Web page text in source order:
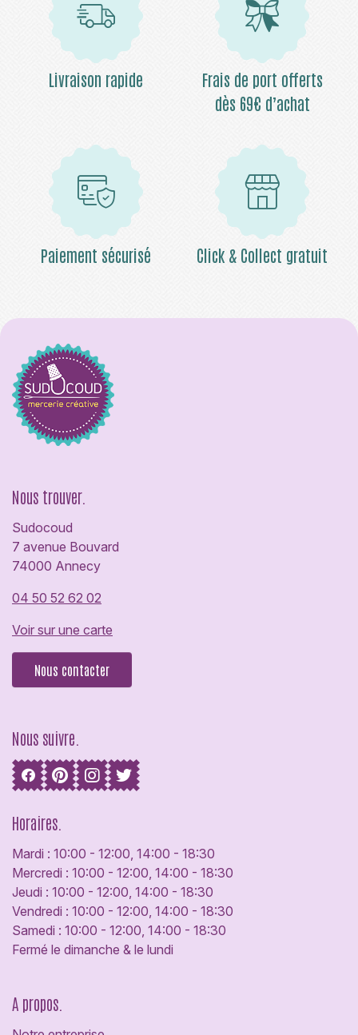
Livraison rapide
Frais de port offerts
dès 69€ d’achat
Paiement sécurisé Click & Collect gratuit
Nous trouver.
Sudocoud
7 avenue Bouvard
74000 Annecy
04 50 52 62 02
Voir sur une carte
Nous contacter
Nous suivre.
Horaires.
Mardi : 10:00 - 12:00, 14:00 - 18:30
Mercredi : 10:00 - 12:00, 14:00 - 18:30
Jeudi : 10:00 - 12:00, 14:00 - 18:30
Vendredi : 10:00 - 12:00, 14:00 - 18:30
Samedi : 10:00 - 12:00, 14:00 - 18:30
Fermé le dimanche & le lundi
A propos.